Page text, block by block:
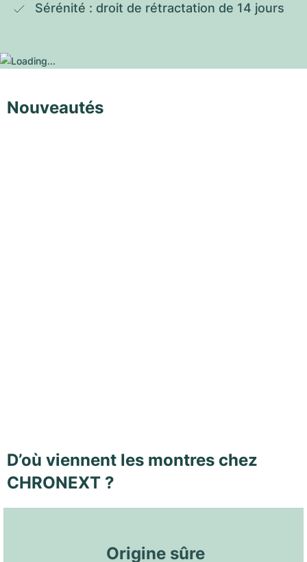
Sérénité : droit de rétractation de 14 jours
Nouveautés
D’où viennent les montres chez
CHRONEXT ?
Origine sûre